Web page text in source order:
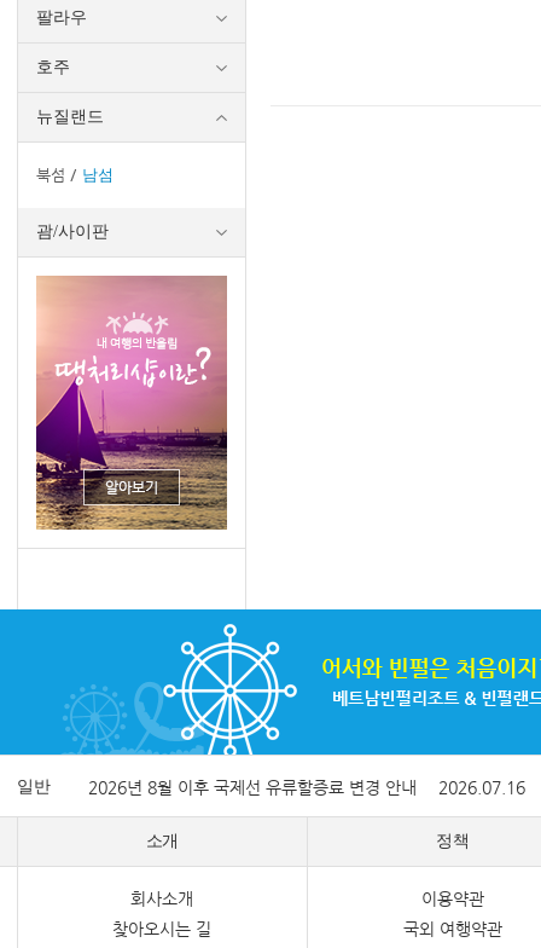
팔라우
호주
뉴질랜드
북섬 남섬
괌/사이판
일반 2026년 8월 이후 국제선 유류할증료 변경 안내 2026.07.16
소개
회사소개
찾아오시는 길
정책
이용약관
국외 여행약관